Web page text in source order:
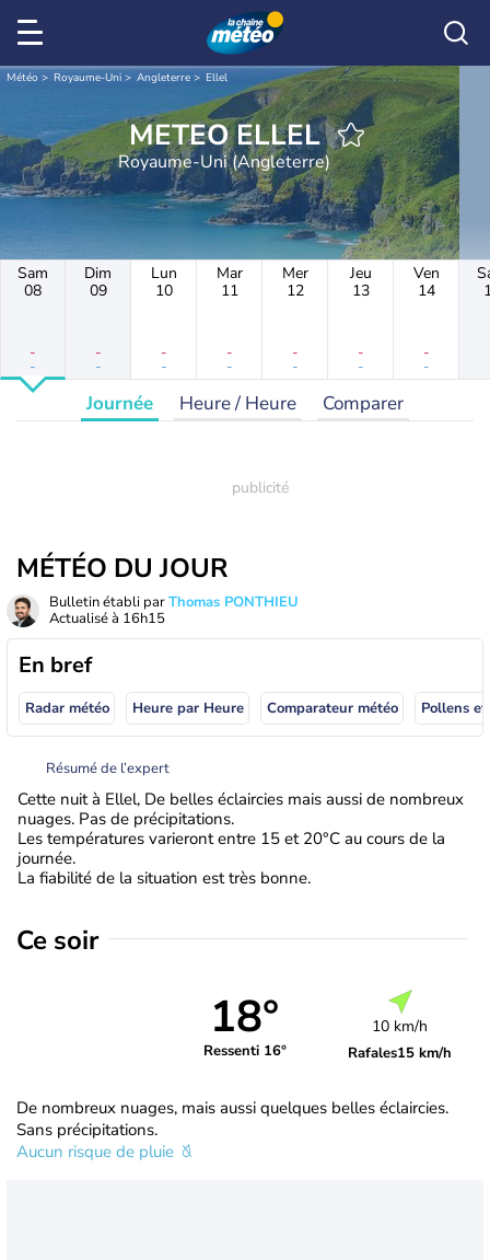
Météo Royaume-Uni Angleterre Ellel
METEO ELLEL
Royaume-Uni (Angleterre)
Sam
08
-
-
Dim
09
-
-
Lun
10
-
-
Mar
11
-
-
Mer
12
-
-
Jeu
13
-
-
Ven
14
-
-
Journée Heure / Heure Comparer
MÉTÉO DU JOUR
Bulletin établi parThomas PONTHIEU
Actualisé à 16h15
En bref
Radar météo Heure par Heure Comparateur météo Pollens
Résumé de l’expert
Cette nuit à Ellel, De belles éclaircies mais aussi de nombreux
nuages. Pas de précipitations.
Les températures varieront entre 15 et 20°C au cours de la
journée.
La fiabilité de la situation est très bonne.
Ce soir
18°
Ressenti 16°
10 km/h
Rafales15 km/h
De nombreux nuages, mais aussi quelques belles éclaircies.
Sans précipitations.
Aucun risque de pluie